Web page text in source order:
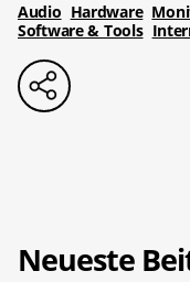
Audio Hardware
Software & Tools
Neueste